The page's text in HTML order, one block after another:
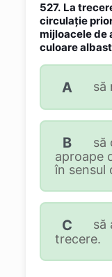
527. La
circulaţie
mijloacele de
culoare
A să
B
să
aproape
în sensul
C
să
trecere.